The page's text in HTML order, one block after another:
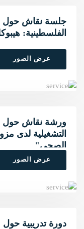
جلسة نقاش حول
الفلسطينية:
عرض الصور
ورشة نقاش حول
التشغيلية لدى
الصحي"
عرض الصور
دورة تدريبية